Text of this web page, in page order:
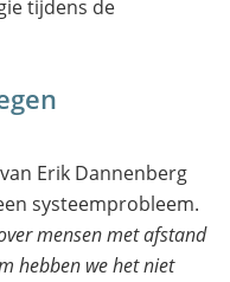
tijdens de
Erik Dannenberg
systeemprobleem.
mensen met afstand
hebben we het niet